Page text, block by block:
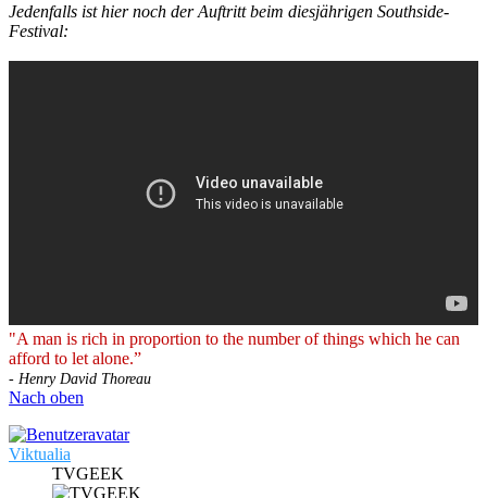
Jedenfalls ist hier noch der Auftritt beim diesjährigen Southside-
Festival:
"A man is rich in proportion to the number of things which he can
afford to let alone.”
- Henry David Thoreau
Nach oben
Viktualia
TVGEEK